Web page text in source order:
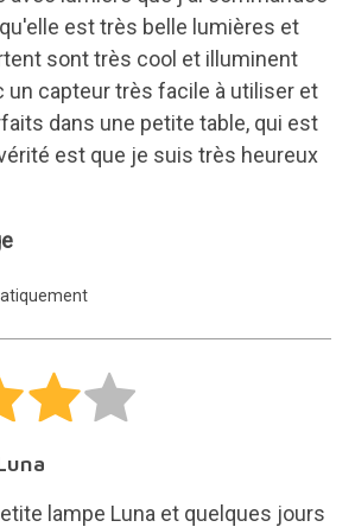
est très belle lumières et
sont très cool et illuminent
un capteur très facile à utiliser et
dans une petite table, qui est
est que je suis très heureux
lampe Luna et quelques jours